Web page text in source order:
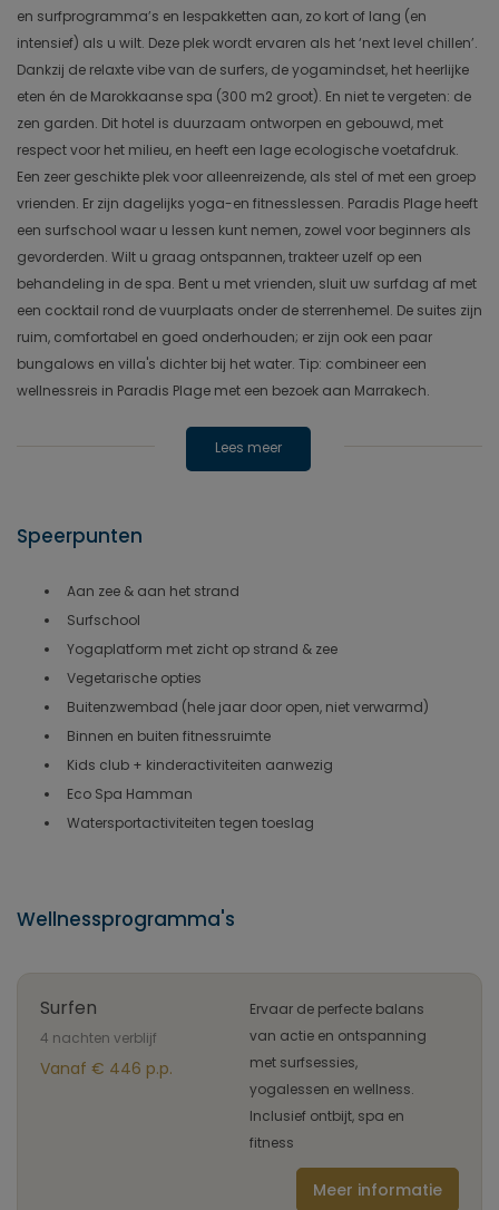
en surfprogramma’s en lespakketten aan, zo kort of lang (en
intensief) als u wilt. Deze plek wordt ervaren als het ‘next level chillen’.
Dankzij de relaxte vibe van de surfers, de yogamindset, het heerlijke
eten én de Marokkaanse spa (300 m2 groot). En niet te vergeten: de
zen garden. Dit hotel is duurzaam ontworpen en gebouwd, met
respect voor het milieu, en heeft een lage ecologische voetafdruk.
Een zeer geschikte plek voor alleenreizende, als stel of met een groep
vrienden. Er zijn dagelijks yoga-en fitnesslessen. Paradis Plage heeft
een surfschool waar u lessen kunt nemen, zowel voor beginners als
gevorderden. Wilt u graag ontspannen, trakteer uzelf op een
behandeling in de spa. Bent u met vrienden, sluit uw surfdag af met
een cocktail rond de vuurplaats onder de sterrenhemel. De suites zijn
ruim, comfortabel en goed onderhouden; er zijn ook een paar
bungalows en villa's dichter bij het water. Tip: combineer een
wellnessreis in Paradis Plage met een bezoek aan Marrakech.
Lees meer
Speerpunten
Aan zee & aan het strand
Surfschool
Yogaplatform met zicht op strand & zee
Vegetarische opties
Buitenzwembad (hele jaar door open, niet verwarmd)
Binnen en buiten fitnessruimte
Kids club + kinderactiviteiten aanwezig
Eco Spa Hamman
Watersportactiviteiten tegen toeslag
Wellnessprogramma's
Surfen
4 nachten verblijf
Vanaf € 446 p.p.
Ervaar de perfecte balans
van actie en ontspanning
met surfsessies,
yogalessen en wellness.
Inclusief ontbijt, spa en
fitness
Meer informatie